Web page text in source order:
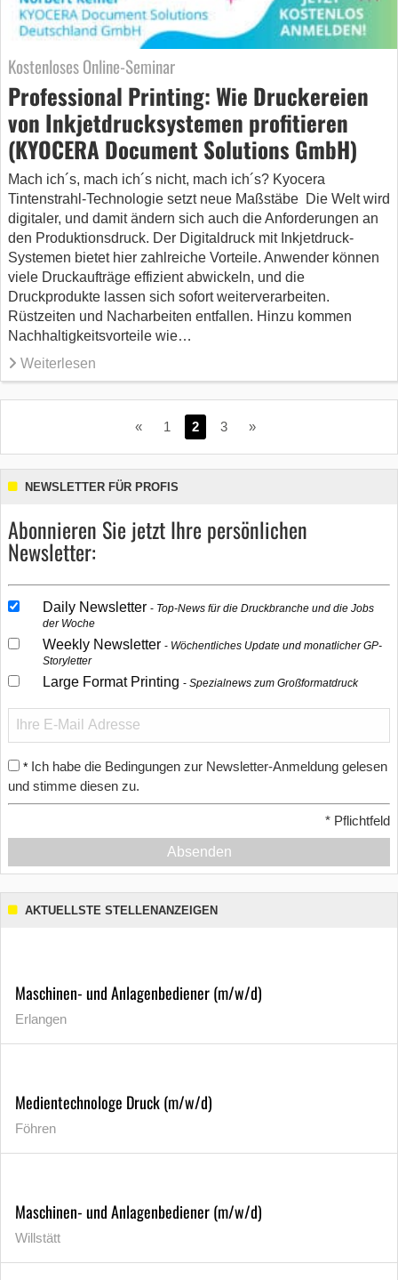
Kostenloses Online-Seminar
Professional Printing: Wie Druckereien
von Inkjetdrucksystemen profitieren
(KYOCERA Document Solutions GmbH)
Mach ich´s, mach ich´s nicht, mach ich´s? Kyocera
Tintenstrahl-Technologie setzt neue Maßstäbe Die Welt wird
digitaler, und damit ändern sich auch die Anforderungen an
den Produktionsdruck. Der Digitaldruck mit Inkjetdruck-
Systemen bietet hier zahlreiche Vorteile. Anwender können
viele Druckaufträge effizient abwickeln, und die
Druckprodukte lassen sich sofort weiterverarbeiten.
Rüstzeiten und Nacharbeiten entfallen. Hinzu kommen
Nachhaltigkeitsvorteile wie…
Weiterlesen
« 1 2 3 »
NEWSLETTER FÜR PROFIS
Abonnieren Sie jetzt Ihre persönlichen
Newsletter:
Daily Newsletter
Top-News für die Druckbranche und die Jobs
der Woche
Weekly Newsletter
Wöchentliches Update und monatlicher GP-
Storyletter
Large Format Printing Spezialnews zum Großformatdruck
* Ich habe die Bedingungen zur Newsletter-Anmeldung gelesen
und stimme diesen zu.
* Pflichtfeld
Absenden
AKTUELLSTE STELLENANZEIGEN
Maschinen- und Anlagenbediener (m/w/d)
Erlangen
Medientechnologe Druck (m/w/d)
Föhren
Maschinen- und Anlagenbediener (m/w/d)
Willstätt